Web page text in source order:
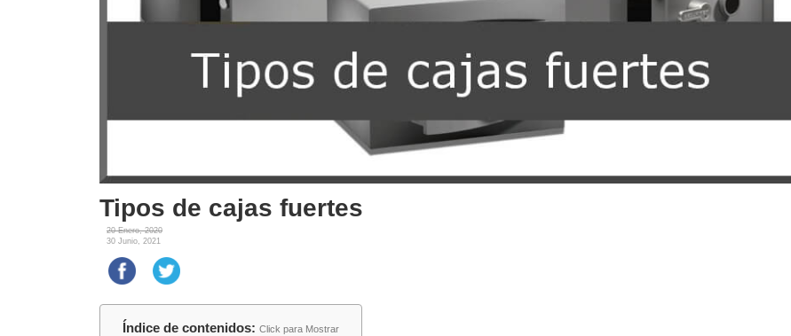
Tipos de cajas fuertes
20 Enero, 2020
30 Junio, 2021
Índice de contenidos: Click para Mostrar